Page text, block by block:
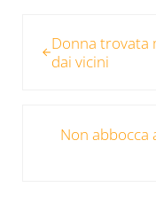
Donna trovata
dai vicini
Non abbocca